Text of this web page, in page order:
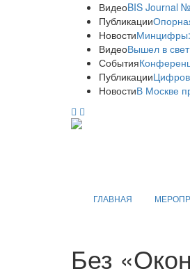
ВидеоBIS Journal
Публикации
НовостиМинцифры:
ВидеоВышел в
События
Публикации
НовостиВ Москве
ГЛАВНАЯ
Без